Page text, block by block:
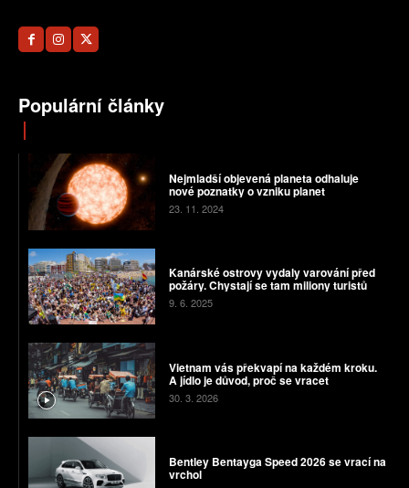
Populární články
Nejmladší objevená planeta odhaluje
nové poznatky o vzniku planet
23. 11. 2024
Kanárské ostrovy vydaly varování před
požáry. Chystají se tam miliony turistů
9. 6. 2025
Vietnam vás překvapí na každém kroku.
A jídlo je důvod, proč se vracet
30. 3. 2026
Bentley Bentayga Speed 2026 se vrací na
vrchol